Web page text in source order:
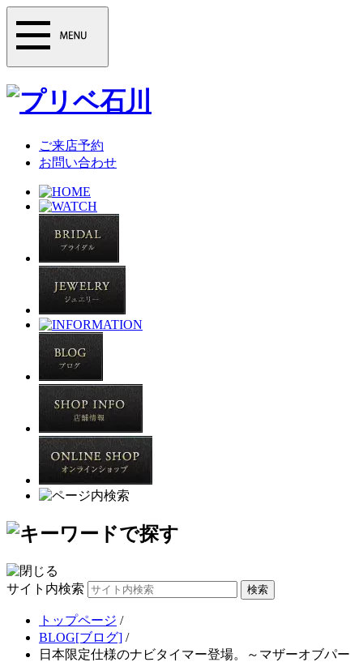
ご来店予約
お問い合わせ
サイト内検索
トップページ /
BLOG[ブログ] /
日本限定仕様のナビタイマー登場。～マザーオブパー